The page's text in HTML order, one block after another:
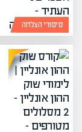
סיפורי הצלחה